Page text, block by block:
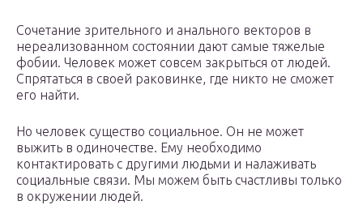
Сочетание зрительного и анального векторов в
нереализованном состоянии дают самые тяжелые
фобии. Человек может совсем закрыться от людей.
Спрятаться в своей раковинке, где никто не сможет
его найти.
Но человек существо социальное. Он не может
выжить в одиночестве. Ему необходимо
контактировать с другими людьми и налаживать
социальные связи. Мы можем быть счастливы только
в окружении людей.